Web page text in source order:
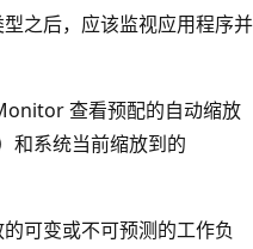
之后，应该监视应用程序并
查看预配的自动缩放
和系统当前缩放到的
可变或不可预测的工作负